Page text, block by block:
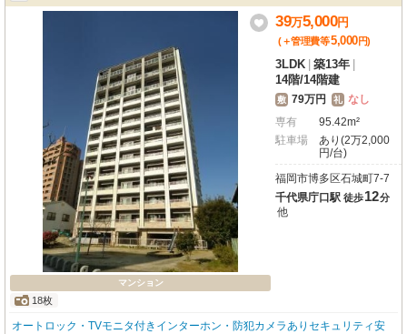
マンション
18枚
39万5,000円
(＋管理費等5,000円)
3LDK 築13年
14階/14階建
敷 79万円 礼 なし
専有
95.42m²
駐車場
あり(2万2,000
円/台)
福岡市博多区石城町7-7
千代県庁口駅 徒歩12分
他
オートロック・TVモニタ付きインターホン・防犯カメラありセキュリティ安